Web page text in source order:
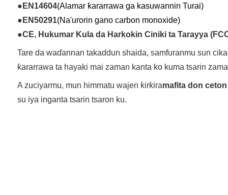
● EN14604(Alamar ƙararrawa ga kasuwannin Turai)
● EN50291(Na'urorin gano carbon monoxide)
●CE, Hukumar Kula da Harkokin Ciniki ta Tarayya
Tare da waɗannan takaddun shaida, samfuranmu sun cika
ƙararrawa ta hayaki mai zaman kanta ko kuma tsarin
A zuciyarmu, mun himmatu wajen ƙirƙiramafita don
su iya inganta tsarin tsaron ku.